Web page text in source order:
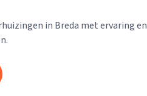
in Breda met ervaring en